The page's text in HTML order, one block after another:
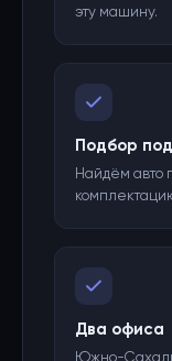
эту машину.
Подбор
Найдём авто
Два офиса